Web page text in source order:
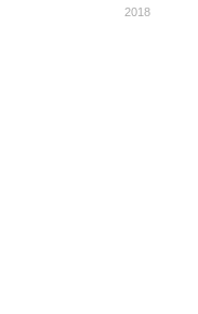
2018